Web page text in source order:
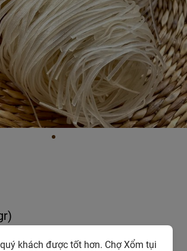
khách được tốt hơn. Chợ Xổm tụi